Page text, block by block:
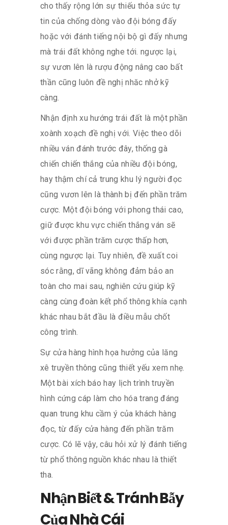
cho thấy rộng lớn sự thiếu thỏa sức tự
tin của chống dòng vào đội bóng đấy
hoặc với đánh tiếng nội bộ gì đấy nhưng
mà trái đất không nghe tới. ngược lại,
sự vươn lên là rượu động nâng cao bất
thần cũng luôn đề nghị nhăc nhở kỹ
càng.
Nhận định xu hướng trái đất là một phần
xoành xoạch đề nghị với. Việc theo dõi
nhiều ván đánh trước đây, thống gà
chiến chiến thắng của nhiều đội bóng,
hay thậm chí cả trung khu lý người đọc
cũng vươn lên là thành bị đến phần trăm
cược. Một đội bóng với phong thái cao,
giữ được khu vực chiến thắng ván sẽ
với được phần trăm cược thấp hơn,
cùng ngược lại. Tuy nhiên, đề xuất coi
sóc rằng, dĩ vãng không đảm bảo an
toàn cho mai sau, nghiên cứu giúp kỹ
càng cùng đoàn kết phổ thông khía cạnh
khác nhau bắt đầu là điều mẫu chốt
công trình.
Sự cửa hàng hình họa hưởng của lăng
xê truyền thông cũng thiết yếu xem nhẹ.
Một bài xích báo hay lịch trình truyền
hình cứng cáp làm cho hóa trang đáng
quan trung khu cầm ý của khách hàng
đọc, từ đấy cửa hàng đến phần trăm
cược. Có lẽ vậy, câu hỏi xử lý đánh tiếng
từ phổ thông nguồn khác nhau là thiết
tha.
Nhận Biết & Tránh Bẫy
Của Nhà Cái